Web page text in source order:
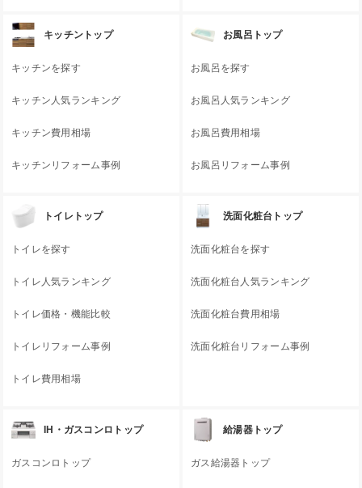
キッチントップ
キッチンを探す
キッチン人気ランキング
キッチン費用相場
キッチンリフォーム事例
お風呂トップ
お風呂を探す
お風呂人気ランキング
お風呂費用相場
お風呂リフォーム事例
トイレトップ
トイレを探す
トイレ人気ランキング
トイレ価格・機能比較
トイレリフォーム事例
トイレ費用相場
洗面化粧台トップ
洗面化粧台を探す
洗面化粧台人気ランキング
洗面化粧台費用相場
洗面化粧台リフォーム事例
IH・ガスコンロトップ
ガスコンロトップ
給湯器トップ
ガス給湯器トップ